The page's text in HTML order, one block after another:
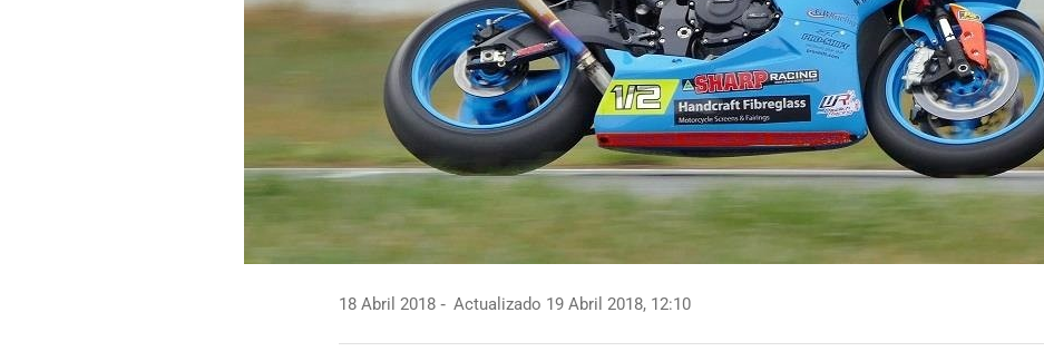
18 Abril 2018 Actualizado 19 Abril 2018, 12:10